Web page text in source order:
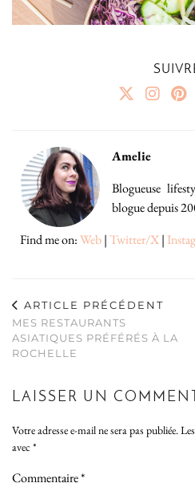
Amelie
Blogueuse
blogue depuis
Find me on:Web|Twitter/X|
ARTICLE PRÉCÉDENT
MES RESTAURANTS
ASIATIQUES PRÉFÉRÉS À LA
ROCHELLE
LAISSER UN
Votre adresse e-mail ne sera pas publiée.
avec *
Commentaire*